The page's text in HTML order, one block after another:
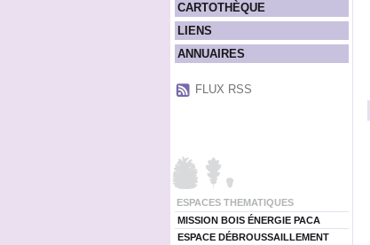
CARTOTHÈQUE
LIENS
ANNUAIRES
FLUX RSS
ESPACES THEMATIQUES
MISSION BOIS ÉNERGIE PACA
ESPACE DÉBROUSSAILLEMENT